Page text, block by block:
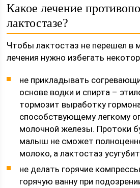
Какое лечение
лактостазе?
Чтобы лактостаз не перешел в
лечения нужно избегать
не прикладывать
основе водки и спирта –
тормозит выработку
способствующему легкому
молочной железы. Протоки
малыш не сможет
молоко, а лактостаз
не делать горячие
горячую ванну при